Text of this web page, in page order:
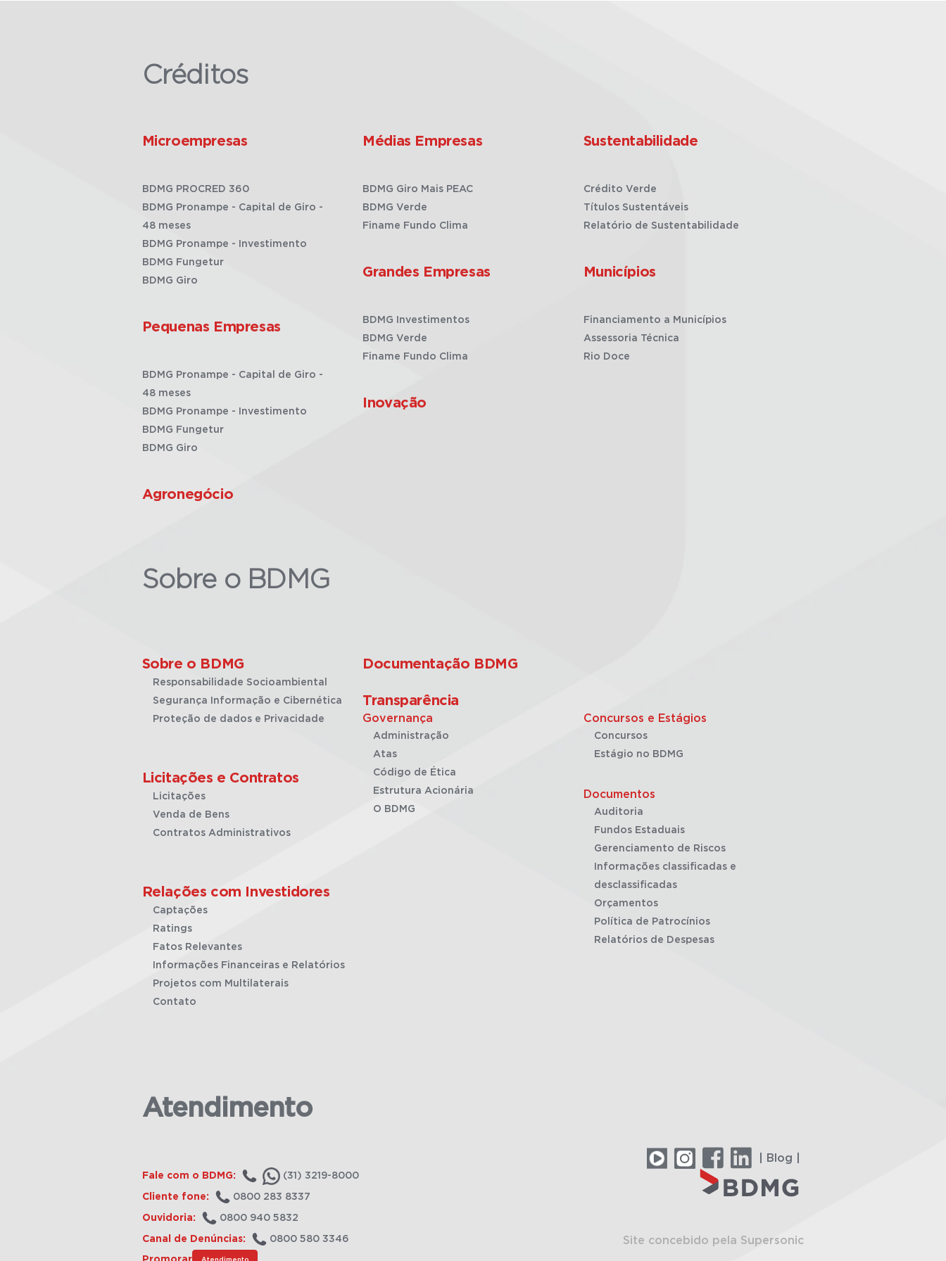
Créditos
Microempresas
BDMG PROCRED 360
BDMG Pronampe - Capital de Giro -
48 meses
BDMG Pronampe - Investimento
BDMG Fungetur
BDMG Giro
Pequenas Empresas
BDMG Pronampe - Capital de Giro -
48 meses
BDMG Pronampe - Investimento
BDMG Fungetur
BDMG Giro
Agronegócio
Médias Empresas
BDMG Giro Mais PEAC
BDMG Verde
Finame Fundo Clima
Grandes Empresas
BDMG Investimentos
BDMG Verde
Finame Fundo Clima
Inovação
Sustentabilidade
Crédito Verde
Títulos Sustentáveis
Relatório de Sustentabilidade
Municípios
Financiamento a Municípios
Assessoria Técnica
Rio Doce
Sobre o BDMG
Sobre o BDMG
Responsabilidade Socioambiental
Segurança Informação e Cibernética
Proteção de dados e Privacidade
Licitações e Contratos
Licitações
Venda de Bens
Contratos Administrativos
Relações com Investidores
Captações
Ratings
Fatos Relevantes
Informações Financeiras e Relatórios
Projetos com Multilaterais
Contato
Documentação BDMG
Transparência
Governança
Administração
Atas
Código de Ética
Estrutura Acionária
O BDMG
Concursos e Estágios
Concursos
Estágio no BDMG
Documentos
Auditoria
Fundos Estaduais
Gerenciamento de Riscos
Informações classificadas e
desclassificadas
Orçamentos
Política de Patrocínios
Relatórios de Despesas
Atendimento
Fale com o BDMG: (31) 3219-8000
Cliente fone: 0800 283 8337
Ouvidoria: 0800 940 5832
Canal de Denúncias: 0800 580 3346
Atendimento
| Blog |
Site concebido pela Supersonic